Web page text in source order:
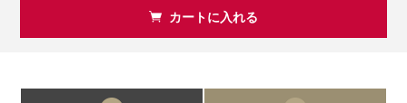
カートに入れる